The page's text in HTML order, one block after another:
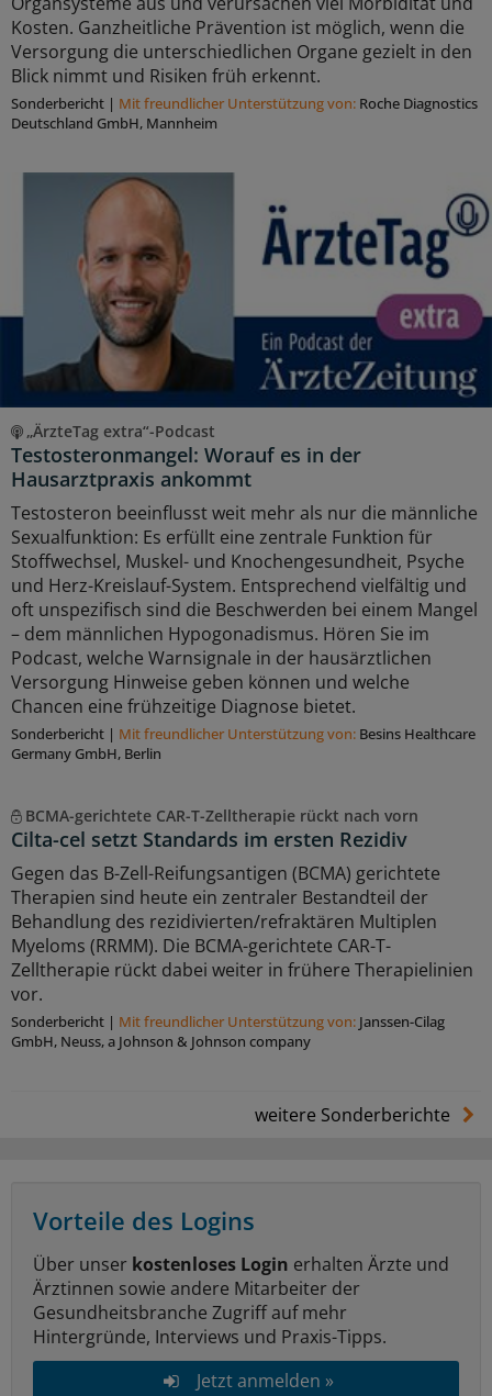
Kosten. Ganzheitliche Prävention ist möglich, wenn die
Versorgung die unterschiedlichen Organe gezielt in den
Blick nimmt und Risiken früh erkennt.
Sonderbericht | Mit freundlicher Unterstützung von: Roche Diagnostics
Deutschland GmbH, Mannheim
„ÄrzteTag extra“-Podcast
Testosteronmangel: Worauf es in der
Hausarztpraxis ankommt
Testosteron beeinflusst weit mehr als nur die männliche
Sexualfunktion: Es erfüllt eine zentrale Funktion für
Stoffwechsel, Muskel- und Knochengesundheit, Psyche
und Herz-Kreislauf-System. Entsprechend vielfältig und
oft unspezifisch sind die Beschwerden bei einem Mangel
– dem männlichen Hypogonadismus. Hören Sie im
Podcast, welche Warnsignale in der hausärztlichen
Versorgung Hinweise geben können und welche
Chancen eine frühzeitige Diagnose bietet.
Sonderbericht | Mit freundlicher Unterstützung von: Besins Healthcare
Germany GmbH, Berlin
BCMA-gerichtete CAR-T-Zelltherapie rückt nach vorn
Cilta-cel setzt Standards im ersten Rezidiv
Gegen das B-Zell-Reifungsantigen (BCMA) gerichtete
Therapien sind heute ein zentraler Bestandteil der
Behandlung des rezidivierten/refraktären Multiplen
Myeloms (RRMM). Die BCMA-gerichtete CAR-T-
Zelltherapie rückt dabei weiter in frühere Therapielinien
vor.
Sonderbericht | Mit freundlicher Unterstützung von: Janssen-Cilag
GmbH, Neuss, a Johnson & Johnson company
weitere Sonderberichte
Vorteile des Logins
Über unser kostenloses Login erhalten Ärzte und
Ärztinnen sowie andere Mitarbeiter der
Gesundheitsbranche Zugriff auf mehr
Hintergründe, Interviews und Praxis-Tipps.
Jetzt anmelden »